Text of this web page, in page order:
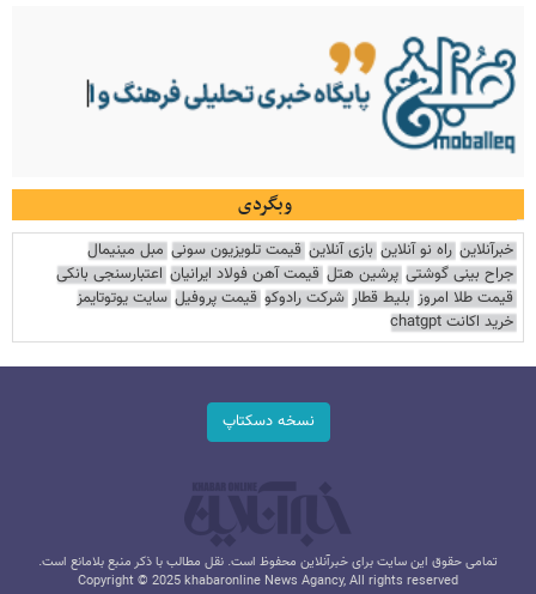
وبگردی
خبرآنلاین راه نو آنلاین بازی آنلاین قیمت تلویزیون سونی مبل مینیمال
جراح بینی گوشتی پرشین هتل قیمت آهن فولاد ایرانیان اعتبارسنجی بانکی
قیمت طلا امروز بلیط قطار شرکت رادوکو قیمت پروفیل سایت یوتوتایمز
خرید اکانت chatgpt
نسخه دسکتاپ
تمامی حقوق این سایت برای خبرآنلاین محفوظ است. نقل مطالب با ذکر منبع بلامانع است.
Copyright © 2025 khabaronline News Agancy, All rights reserved